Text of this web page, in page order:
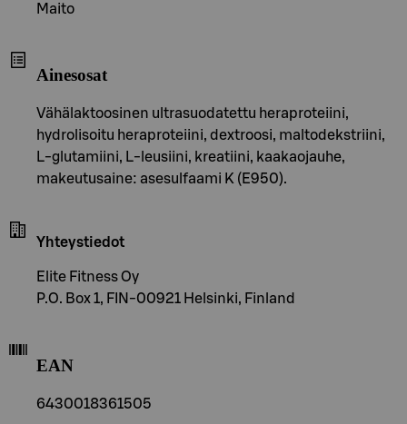
Maito
Ainesosat
Vähälaktoosinen ultrasuodatettu heraproteiini,
hydrolisoitu heraproteiini, dextroosi, maltodekstriini,
L-glutamiini, L-leusiini, kreatiini, kaakaojauhe,
makeutusaine: asesulfaami K (E950).
Yhteystiedot
Elite Fitness Oy
P.O. Box 1, FIN-00921 Helsinki, Finland
EAN
6430018361505